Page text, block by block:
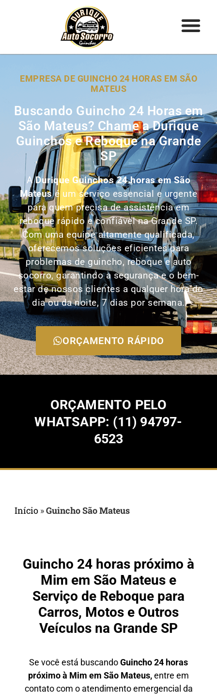
EMPRESA DE GUINCHO 24 HORAS EM SÃO
MATEUS
Buscando Guincho 24 Horas em
São Mateus? Chame a Durique
Guinchos e Reboque na Grande
SP
ADurique Guinchos 24 horas em São
Mateusé um serviço essencial e urgente
para quem precisa de assistência em
reboque rápido e confiável na Grande SP.
Com uma equipe altamente qualificada,
oferecemos soluções eficientes para
problemas de guincho, reboque e auto
socorro, garantindo a segurança e o bem-
estar de nossos clientes a qualquer hora do
dia ou da noite, 7 dias por semana.
ORÇAMENTO RÁPIDO
ORÇAMENTO PELO
WHATSAPP: (11) 94797-
6523
Início »Guincho São Mateus
Guincho 24 horas próximo à
Mim em São Mateus e
Serviço de Reboque para
Carros, Motos e Outros
Veículos na Grande SP
Se você está buscandoGuincho 24 horas
próximo à Mim em São Mateus,entre em
contato com o atendimento emergencial da